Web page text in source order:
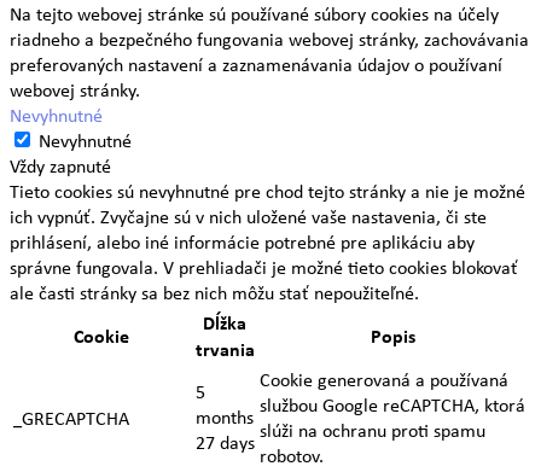
Na tejto webovej stránke sú používané súbory cookies na účely
riadneho a bezpečného fungovania webovej stránky, zachovávania
preferovaných nastavení a zaznamenávania údajov o používaní
webovej stránky.
Nevyhnutné
Nevyhnutné
Vždy zapnuté
Tieto cookies sú nevyhnutné pre chod tejto stránky a nie je možné
ich vypnúť. Zvyčajne sú v nich uložené vaše nastavenia, či ste
prihlásení, alebo iné informácie potrebné pre aplikáciu aby
správne fungovala. V prehliadači je možné tieto cookies blokovať
ale časti stránky sa bez nich môžu stať nepoužiteľné.
Cookie
Dĺžka
trvania
Popis
_GRECAPTCHA
5
months
27 days
Cookie generovaná a používaná
službou Google reCAPTCHA, ktorá
slúži na ochranu proti spamu
robotov.